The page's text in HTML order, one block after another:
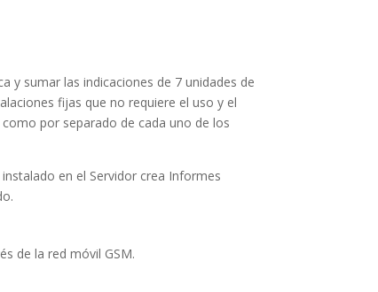
y sumar las indicaciones de 7 unidades de
fijas que no requiere el uso y el
por separado de cada uno de los
en el Servidor crea Informes
de la red móvil GSM.